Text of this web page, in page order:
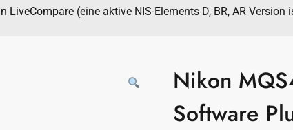
LiveCompare (eine aktive NIS-Elements D, BR, AR
Nikon
Software